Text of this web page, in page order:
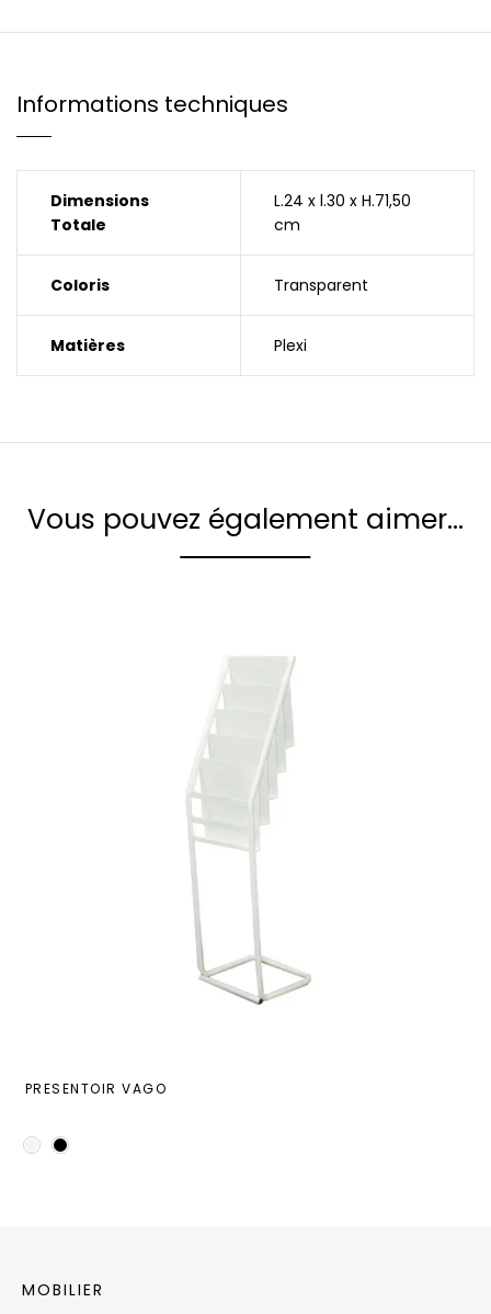
Informations techniques
Dimensions
Totale
L.24 x l.30 x H.71,50
cm
Coloris Transparent
Matières Plexi
Vous pouvez également aimer…
PRESENTOIR VAGO
MOBILIER